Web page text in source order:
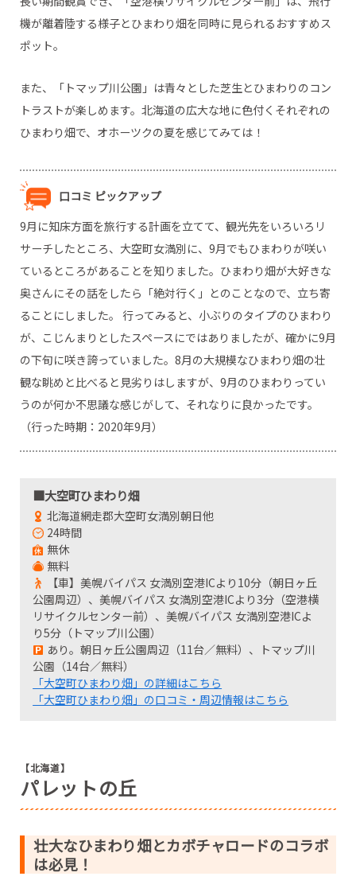
機が離着陸する様子とひまわり畑を同時に見られるおすすめス
ポット。
また、「トマップ川公園」は青々とした芝生とひまわりのコン
トラストが楽しめます。北海道の広大な地に色付くそれぞれの
ひまわり畑で、オホーツクの夏を感じてみては！
口コミ ピックアップ
9月に知床方面を旅行する計画を立てて、観光先をいろいろリ
サーチしたところ、大空町女満別に、9月でもひまわりが咲い
ているところがあることを知りました。ひまわり畑が大好きな
奥さんにその話をしたら「絶対行く」とのことなので、立ち寄
ることにしました。 行ってみると、小ぶりのタイプのひまわり
が、こじんまりとしたスペースにではありましたが、確かに9月
の下旬に咲き誇っていました。8月の大規模なひまわり畑の壮
観な眺めと比べると見劣りはしますが、9月のひまわりってい
うのが何か不思議な感じがして、それなりに良かったです。
（行った時期：2020年9月）
■大空町ひまわり畑
北海道網走郡大空町女満別朝日他
24時間
無休
無料
【車】美幌バイパス 女満別空港ICより10分（朝日ヶ丘
公園周辺）、美幌バイパス 女満別空港ICより3分（空港横
リサイクルセンター前）、美幌バイパス 女満別空港ICよ
り5分（トマップ川公園）
あり。朝日ヶ丘公園周辺（11台／無料）、トマップ川
公園（14台／無料）
「大空町ひまわり畑」の詳細はこちら
「大空町ひまわり畑」の口コミ・周辺情報はこちら
【北海道】
パレットの丘
壮大なひまわり畑とカボチャロードのコラボ
は必見！